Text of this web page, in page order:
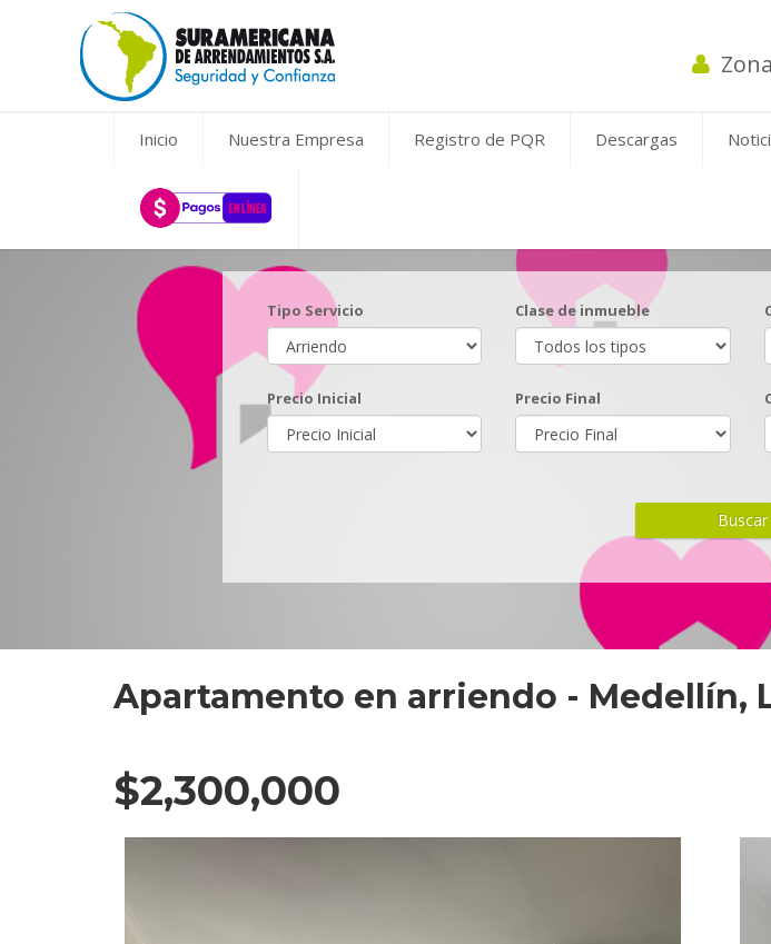
Inicio Nuestra Empresa Registro de PQR Descargas
Tipo Servicio Clase de inmueble
Precio Inicial Precio Final
Apartamento en arriendo - Medellín,
$2,300,000